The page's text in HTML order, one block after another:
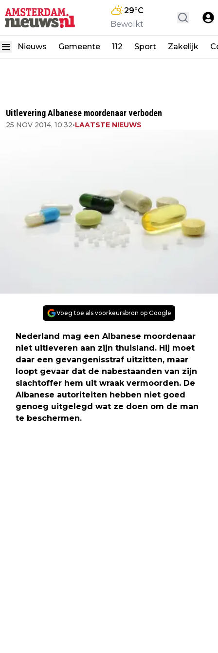
29°C
Bewolkt
Nieuws Gemeente 112 Sport Zakelijk
Uitlevering Albanese moordenaar verboden
25 NOV 2014, 10:32•LAATSTE NIEUWS
Voeg toe als voorkeursbron op Google
Nederland mag een Albanese moordenaar
niet uitleveren aan zijn thuisland. Hij moet
daar een gevangenisstraf uitzitten, maar
loopt gevaar dat de nabestaanden van zijn
slachtoffer hem uit wraak vermoorden. De
Albanese autoriteiten hebben niet goed
genoeg uitgelegd wat ze doen om de man
te beschermen.